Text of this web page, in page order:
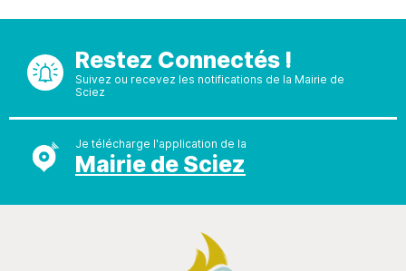
Restez Connectés !
Suivez ou recevez les notifications de la Mairie de
Sciez
Je télécharge l'application de la
Mairie de Sciez